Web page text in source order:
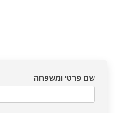
דף
צרו
קשר
שם פרטי ומשפחה